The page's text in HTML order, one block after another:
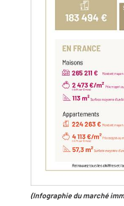
(Infographie du marché